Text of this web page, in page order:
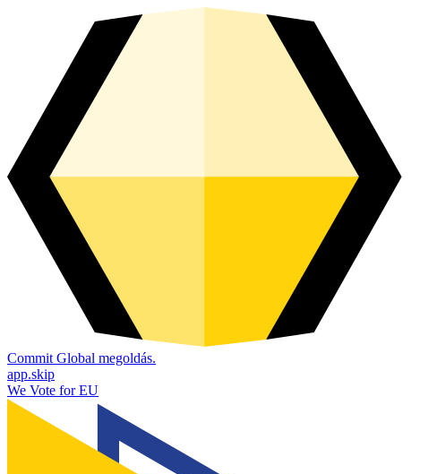
Commit Global megoldás.
app.skip
We Vote for EU